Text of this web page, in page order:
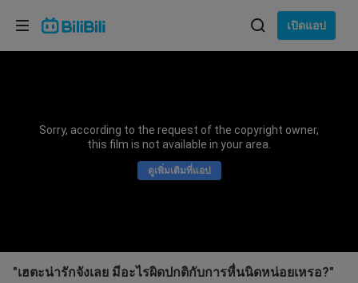
เปิดแอป
Sorry, according to the request of the copyright owner,
this film is not available in your area.
ดูเพิ่มเติมที่แอป
"เฮตะน่ารักจังเลย มีอะไรผิดปกติกับการหื่นนิดหน่อยเหรอ?"
เลือกภาษา